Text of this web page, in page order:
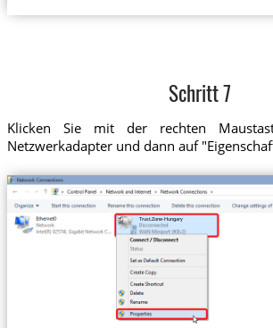
Schritt 7
Klicken Sie mit der rechten
Netzwerkadapter und dann auf
Trust.Zone-Hungary